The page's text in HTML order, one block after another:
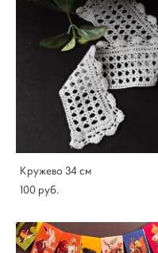
Кружево 34 см
100 pуб.